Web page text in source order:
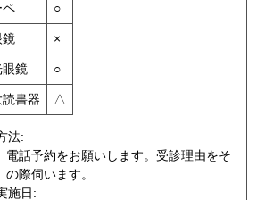
ペ ○
鏡 ×
眼鏡 ○
書器 △
法:
電話予約をお願いします。受診理由をそ
の際伺います。
施日: